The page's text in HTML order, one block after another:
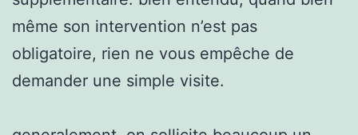
même son intervention n’est pas
obligatoire, rien ne vous empêche de
demander une simple visite.